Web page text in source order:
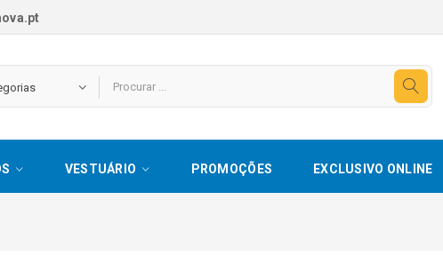
VESTUÁRIO PROMOÇÕES EXCLUSIVO ONLINE